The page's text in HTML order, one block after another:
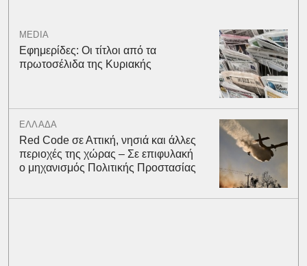
MEDIA
Εφημερίδες: Οι τίτλοι από τα
πρωτοσέλιδα της Κυριακής
ΕΛΛΑΔΑ
Red Code σε Αττική, νησιά και άλλες
περιοχές της χώρας – Σε επιφυλακή
ο μηχανισμός Πολιτικής Προστασίας